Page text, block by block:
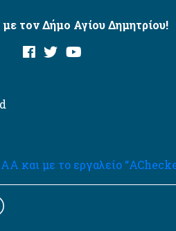
με τον Δήμο Αγίου Δημητρίου!
και με το εργαλείο